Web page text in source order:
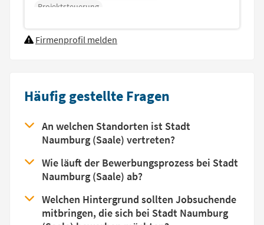
Projektsteuerung
Firmenprofil melden
Häufig gestellte Fragen
An welchen Standorten ist Stadt
Naumburg (Saale) vertreten?
Wie läuft der Bewerbungsprozess bei Stadt
Naumburg (Saale) ab?
Welchen Hintergrund sollten Jobsuchende
mitbringen, die sich bei Stadt Naumburg